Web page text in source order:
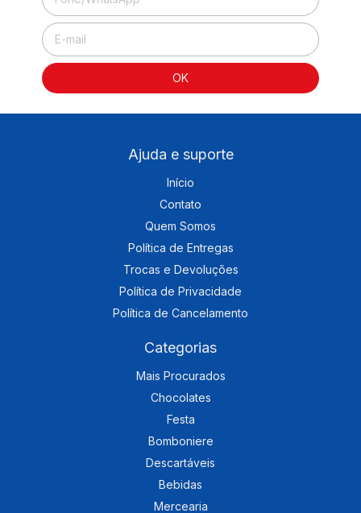
Ajuda e suporte
Início
Contato
Quem Somos
Política de Entregas
Trocas e Devoluções
Política de Privacidade
Política de Cancelamento
Categorias
Mais Procurados
Chocolates
Festa
Bomboniere
Descartáveis
Bebidas
Mercearia